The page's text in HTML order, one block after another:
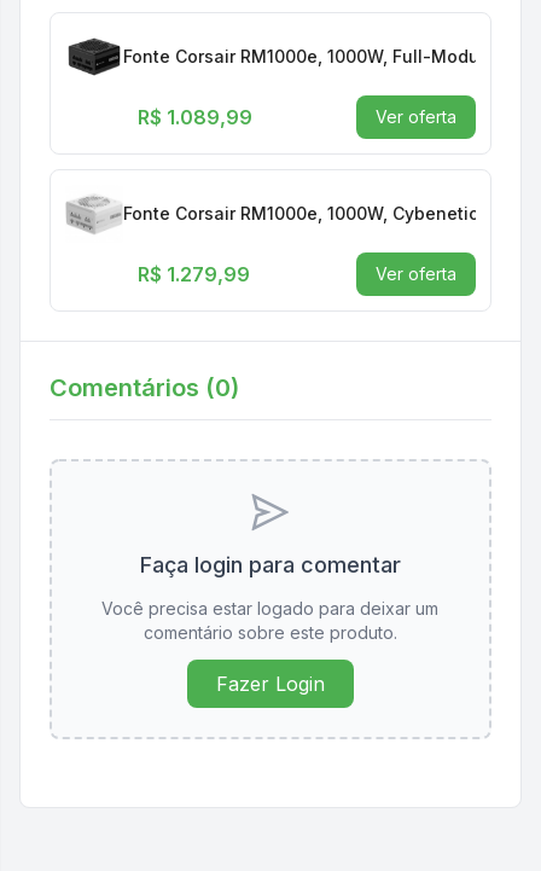
Fonte Corsair RM1000e, 1000W, Full-Modular,
R$ 1.089,99 Ver oferta
Fonte Corsair RM1000e, 1000W, Cybenetics
R$ 1.279,99 Ver oferta
Comentários (0)
Faça login para comentar
Você precisa estar logado para deixar um
comentário sobre este produto.
Fazer Login